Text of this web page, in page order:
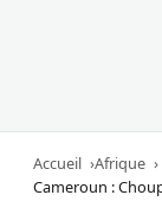
Accueil
Afrique
Cameroun :